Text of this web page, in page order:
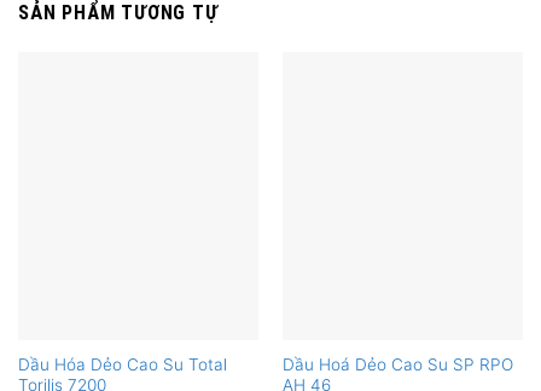
SẢN PHẨM TƯƠNG TỰ
Dầu Hóa Dẻo Cao Su Total
Torilis 7200
Dầu Hoá Dẻo Cao Su SP RPO
AH 46